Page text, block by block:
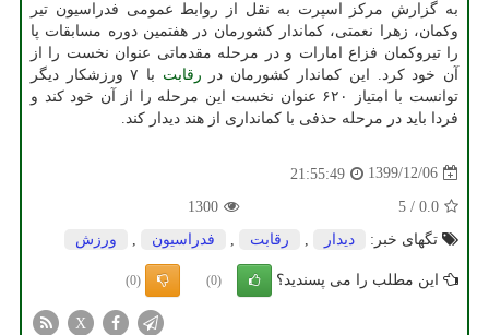
به گزارش مرکز اسپرت به نقل از روابط عمومی فدراسیون تیر
وکمان، زهرا نعمتی، کماندار کشورمان در هفتمین دوره مسابقات پا
را تیروکمان فزاع امارات و در مرحله مقدماتی عنوان نخست را از
آن خود کرد. این کماندار کشورمان در رقابت
با ۷ ورزشکار دیگر
توانست با امتیاز ۶۲۰ عنوان نخست این مرحله را از آن خود کند و
فردا باید در مرحله حذفی با کمانداری از هند دیدار کند.
1399/12/06
21:55:49
0.0
/
5
1300
تگهای خبر:
دیدار رقابت فدراسیون ورزش
این مطلب را می پسندید؟ (0)
(0)
X